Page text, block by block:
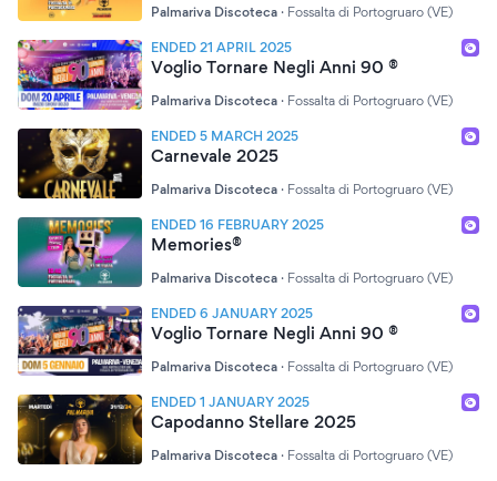
Palmariva Discoteca · Fossalta di Portogruaro (VE)
ENDED 21 APRIL 2025
Voglio Tornare Negli Anni 90 ®
Palmariva Discoteca · Fossalta di Portogruaro (VE)
ENDED 5 MARCH 2025
Carnevale 2025
Palmariva Discoteca · Fossalta di Portogruaro (VE)
ENDED 16 FEBRUARY 2025
Memories®
Palmariva Discoteca · Fossalta di Portogruaro (VE)
ENDED 6 JANUARY 2025
Voglio Tornare Negli Anni 90 ®
Palmariva Discoteca · Fossalta di Portogruaro (VE)
ENDED 1 JANUARY 2025
Capodanno Stellare 2025
Palmariva Discoteca · Fossalta di Portogruaro (VE)